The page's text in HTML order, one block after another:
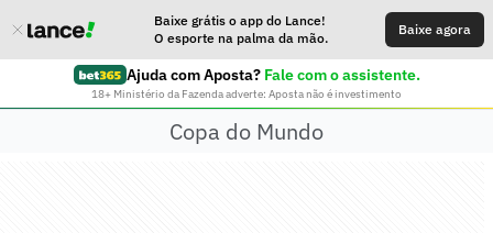
Baixe grátis o app do Lance!
O esporte na palma da mão.
Baixe agora
Ajuda com Aposta? Fale com o assistente.
18+ Ministério da Fazenda adverte: Aposta não é investimento
Copa do Mundo